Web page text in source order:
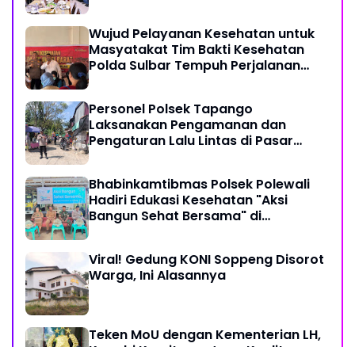
Wujud Pelayanan Kesehatan untuk
Masyatakat Tim Bakti Kesehatan
Polda Sulbar Tempuh Perjalanan
Personel Polsek Tapango
Laksanakan Pengamanan dan
Pengaturan Lalu Lintas di Pasar
Bhabinkamtibmas Polsek Polewali
Hadiri Edukasi Kesehatan "Aksi
Bangun Sehat Bersama" di
Viral! Gedung KONI Soppeng Disorot
Warga, Ini Alasannya
Teken MoU dengan Kementerian LH,